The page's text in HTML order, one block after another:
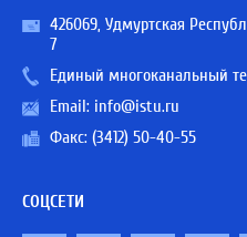
426069, Удмуртская
7
Единый многоканальный
Email: info@istu.ru
Факс: (3412) 50-40-55
СОЦСЕТИ